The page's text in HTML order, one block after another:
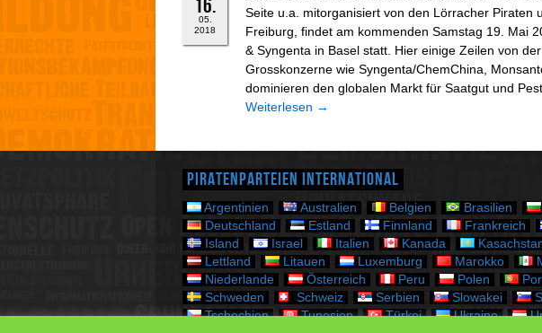
16.
05.
2018
Seite u.a. mitorganisiert von den Lörracher Piraten
Freiburg, findet am kommenden Samstag 19. Mai
& Syngenta in Basel statt. Hier einige Zeilen von
Grosskonzerne wie Syngenta/ChemChina,
dominieren den globalen Markt für Saatgut und
Weiterlesen →
Piratenparteien International
Argentinien Australien Belgien Brasilien
Deutschland
Estland Finnland Frankreich
Island
Israel Italien Kanada
Lettland
Litauen Luxemburg Marokko
Niederlande
Österreich Peru Polen
Schweden
Schweiz Serbien Slowakei
Tschechien
Tunesien Türkei Ukraine